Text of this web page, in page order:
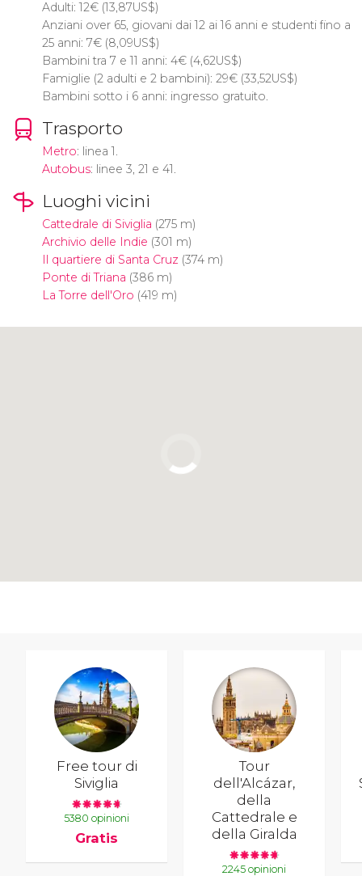
Adulti: 12€(13,87US$)
Anziani over 65, giovani dai 12 ai 16 anni e studenti fino a
25 anni: 7€(8,09US$)
Bambini tra 7 e 11 anni: 4€(4,62US$)
Famiglie (2 adulti e 2 bambini): 29€(33,52US$)
Bambini sotto i 6 anni: ingresso gratuito.
Trasporto
Metro: linea 1.
Autobus: linee 3, 21 e 41.
Luoghi vicini
Cattedrale di Siviglia (275 m)
Archivio delle Indie (301 m)
Il quartiere di Santa Cruz (374 m)
Ponte di Triana (386 m)
La Torre dell'Oro (419 m)
Free tour di
Siviglia
5380 opinioni
Gratis
Tour
dell'Alcázar,
della
Cattedrale e
della Giralda
2245 opinioni